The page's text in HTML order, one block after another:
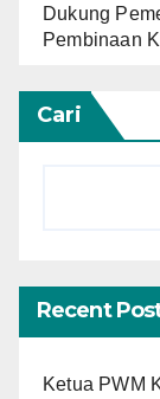
Dukung
Pembinaan
Cari
Recent
Ketua PWM